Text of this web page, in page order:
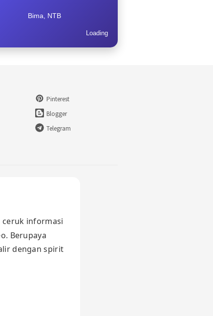
Bima, NTB
Loading
Pinterest
Blogger
Telegram
informasi
Berupaya
dengan spirit